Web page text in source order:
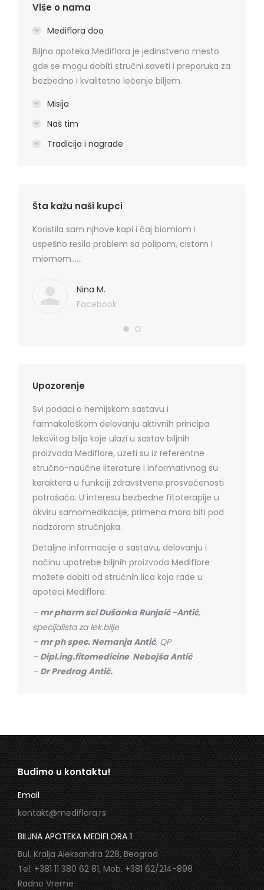
Više o nama
Mediflora doo
Biljna apoteka Mediflora je jedinstveno mesto
gde se mogu dobiti stručni saveti i preporuka za
bezbedno i kvalitetno lečenje biljem.
Misija
Naš tim
Tradicija i nagrade
Šta kažu naši kupci
Koristila sam njhove kapi i čaj biomiom i
uspešno resila problem sa polipom, cistom i
miomom……
Nina M.
Facebook
Upozorenje
Svi podaci o hemijskom sastavu i
farmakološkom delovanju aktivnih principa
lekovitog bilja koje ulazi u sastav biljnih
proizvoda Mediflore, uzeti su iz referentne
stručno-naučne literature i informativnog su
karaktera u funkciji zdravstvene prosvećenosti
potrošača. U interesu bezbedne fitoterapije u
okviru samomedikacije, primena mora biti pod
nadzorom stručnjaka.
Detaljne informacije o sastavu, delovanju i
načinu upotrebe biljnih proizvoda Mediflore
možete dobiti od stručnih lica koja rade u
apoteci Mediflore:
– mr pharm sci Dušanka Runjaić -Antić,
specijalista za lek.bilje
– mr ph spec. Nemanja Antić, QP
– Dipl.ing.fitomedicine Nebojša Antić
– Dr Predrag Antić.
Budimo u kontaktu!
Email
kontakt@mediflora.rs
BILJNA APOTEKA MEDIFLORA 1
Bul. Kralja Aleksandra 228, Beograd
Tel: +381 11 380 62 81, Mob. +381 62/214-898
Radno Vreme